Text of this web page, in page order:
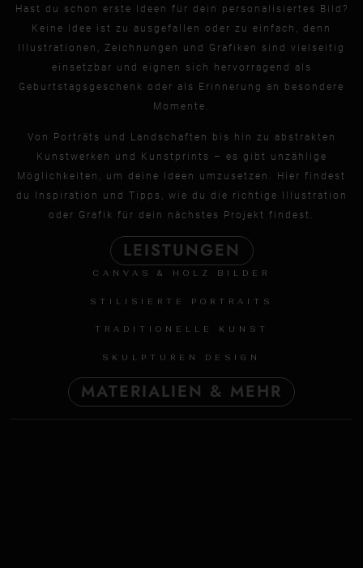
Hast du schon erste Ideen für dein personalisiertes Bild?
Keine Idee ist zu ausgefallen oder zu einfach, denn
Illustrationen, Zeichnungen und Grafiken sind vielseitig
einsetzbar und eignen sich hervorragend als
Geburtstagsgeschenk oder als Erinnerung an besondere
Momente.
Von Porträts und Landschaften bis hin zu abstrakten
Kunstwerken und Kunstprints – es gibt unzählige
Möglichkeiten, um deine Ideen umzusetzen. Hier findest
du Inspiration und Tipps, wie du die richtige Illustration
oder Grafik für dein nächstes Projekt findest.
LEISTUNGEN
CANVAS & HOLZ BILDER
STILISIERTE PORTRAITS
TRADITIONELLE KUNST
SKULPTUREN DESIGN
MATERIALIEN & MEHR